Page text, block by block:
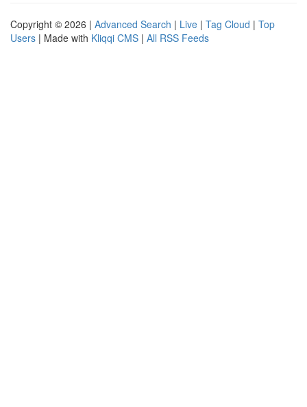
Copyright © 2026 | Advanced Search | Live | Tag Cloud | Top
Users | Made with Kliqqi CMS | All RSS Feeds